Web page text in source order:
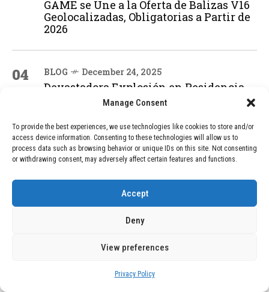
Manage Consent
To provide the best experiences, we use technologies like cookies to store and/or
access device information. Consenting to these technologies will allow us to
process data such as browsing behavior or unique IDs on this site. Not consenting
or withdrawing consent, may adversely affect certain features and functions.
Accept
Deny
View preferences
Privacy Policy
GAME se Une a la Oferta de Balizas V16
Geolocalizadas, Obligatorias a Partir de
2026
04 BLOG December 24, 2025
Devastadora Explosión en Residencia
de Ancianos de Pensilvania Deja al
Menos Dos Víctimas Fatales
ADVERTISEMENT